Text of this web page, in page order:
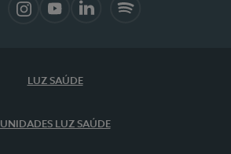
LUZ SAÚDE
UNIDADES LUZ SAÚDE